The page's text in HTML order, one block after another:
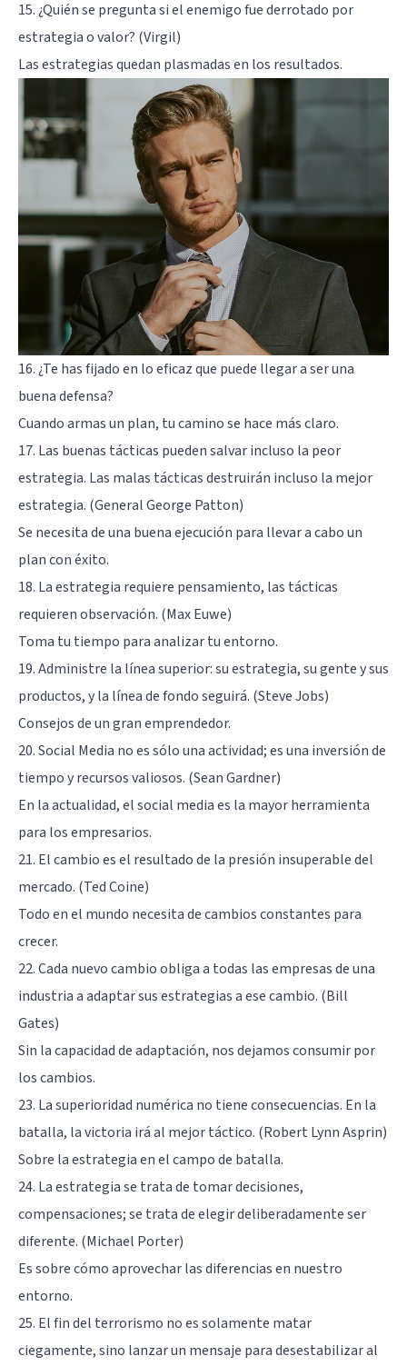
15. ¿Quién se pregunta si el enemigo fue derrotado por
estrategia o valor? (Virgil)
Las estrategias quedan plasmadas en los resultados.
16. ¿Te has fijado en lo eficaz que puede llegar a ser una
buena defensa?
Cuando armas un plan, tu camino se hace más claro.
17. Las buenas tácticas pueden salvar incluso la peor
estrategia. Las malas tácticas destruirán incluso la mejor
estrategia. (General George Patton)
Se necesita de una buena ejecución para llevar a cabo un
plan con éxito.
18. La estrategia requiere pensamiento, las tácticas
requieren observación. (Max Euwe)
Toma tu tiempo para analizar tu entorno.
19. Administre la línea superior: su estrategia, su gente y sus
productos, y la línea de fondo seguirá. (Steve Jobs)
Consejos de un gran emprendedor.
20. Social Media no es sólo una actividad; es una inversión de
tiempo y recursos valiosos. (Sean Gardner)
En la actualidad, el social media es la mayor herramienta
para los empresarios.
21. El cambio es el resultado de la presión insuperable del
mercado. (Ted Coine)
Todo en el mundo necesita de cambios constantes para
crecer.
22. Cada nuevo cambio obliga a todas las empresas de una
industria a adaptar sus estrategias a ese cambio. (Bill
Gates)
Sin la capacidad de adaptación, nos dejamos consumir por
los cambios.
23. La superioridad numérica no tiene consecuencias. En la
batalla, la victoria irá al mejor táctico. (Robert Lynn Asprin)
Sobre la estrategia en el campo de batalla.
24. La estrategia se trata de tomar decisiones,
compensaciones; se trata de elegir deliberadamente ser
diferente. (Michael Porter)
Es sobre cómo aprovechar las diferencias en nuestro
entorno.
25. El fin del terrorismo no es solamente matar
ciegamente, sino lanzar un mensaje para desestabilizar al